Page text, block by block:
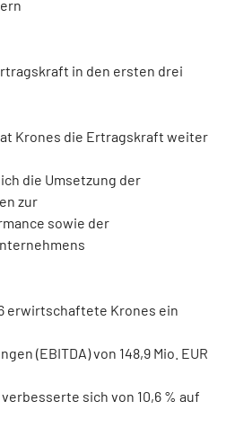
in den ersten drei
Krones die Ertragskraft weiter
die Umsetzung der
zur
sowie der
erwirtschaftete Krones ein
(EBITDA) von 148,9 Mio. EUR
verbesserte sich von 10,6 % auf